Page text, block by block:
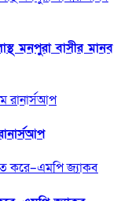
মনপুরা বাসীর মানব